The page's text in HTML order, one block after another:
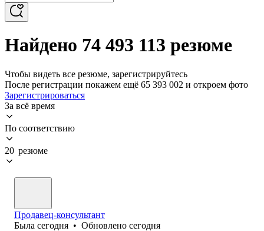
Найдено 74 493 113 резюме
Чтобы видеть все резюме, зарегистрируйтесь
После регистрации покажем ещё 65 393 002 и откроем фото
Зарегистрироваться
За всё время
По соответствию
20 резюме
Продавец-консультант
Была сегодня • Обновлено сегодня